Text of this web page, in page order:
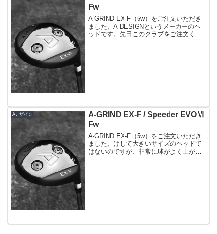
Fw
A-GRIND EX-F（5w）をご注文いただき
ました。A-DESIGNというメーカーのヘ
ッドです。先日このクラブをご注文くだ
Aデザイン
A-GRIND EX-F / Speeder EVOⅥ
Fw
A-GRIND EX-F（5w）をご注文いただき
ました。けして大きいサイズのヘッドで
はないのですが、非常に球がよく上がる